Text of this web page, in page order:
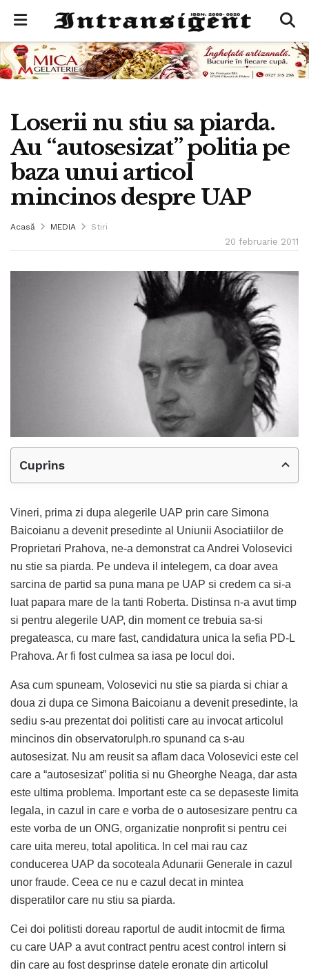
Loserii nu stiu sa piarda.
Au “autosesizat” politia pe
baza unui articol
mincinos despre UAP
Acasă MEDIA Stiri
20 februarie 2011
Cuprins
Vineri, prima zi dupa alegerile UAP prin care Simona
Baicoianu a devenit presedinte al Uniunii Asociatiilor de
Proprietari Prahova, ne-a demonstrat ca Andrei Volosevici
nu stie sa piarda. Pe undeva il intelegem, ca doar avea
sarcina de partid sa puna mana pe UAP si credem ca si-a
luat papara mare de la tanti Roberta. Distinsa n-a avut timp
si pentru alegerile UAP, din moment ce trebuia sa-si
pregateasca, cu mare fast, candidatura unica la sefia PD-L
Prahova. Ar fi fost culmea sa iasa pe locul doi.
Asa cum spuneam, Volosevici nu stie sa piarda si chiar a
doua zi dupa ce Simona Baicoianu a devenit presedinte, la
sediu s-au prezentat doi politisti care au invocat articolul
mincinos din observatorulph.ro spunand ca s-au
autosesizat. Nu am reusit sa aflam daca Volosevici este cel
care a “autosesizat” politia si nu Gheorghe Neaga, dar asta
este ultima problema. Important este ca se depaseste limita
legala, in cazul in care e vorba de o autosesizare pentru ca
este vorba de un ONG, organizatie nonprofit si pentru cei
care uita mereu, total apolitica. In cel mai rau caz
conducerea UAP da socoteala Adunarii Generale in cazul
unor fraude. Ceea ce nu e cazul decat in mintea
disperatilor care nu stiu sa piarda.
Cei doi politisti doreau raportul de audit intocmit de firma
cu care UAP a avut contract pentru acest control intern si
din care au fost desprinse datele eronate din articolul